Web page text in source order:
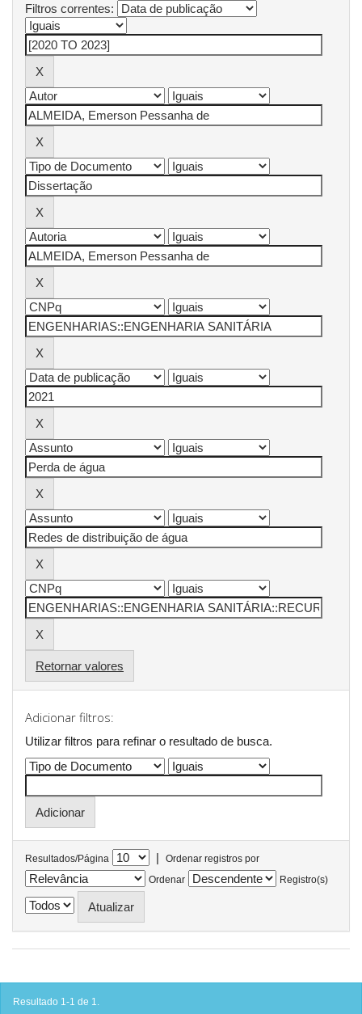
Filtros correntes:
Retornar valores
Adicionar filtros:
Utilizar filtros para refinar o resultado de busca.
Resultados/Página |
Ordenar registros por
Ordenar
Registro(s)
Resultado 1-1 de 1.